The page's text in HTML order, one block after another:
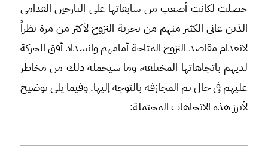
حصلت لكانت أصعب من سابقاتها على النازحين القدامى
الذين عانى الكثير منهم من تجربة النزوح لأكثر من مرة نظراً
لانعدام مقاصد النزوح المتاحة أمامهم وانسداد أفق الحركة
لديهم باتجاهاتها المختلفة، وما سيحمله ذلك من مخاطر
عليهم في حال تم المجازفة بالتوجه إليها. وفيما يلي توضيح
لأبرز هذه الاتجاهات المحتملة: